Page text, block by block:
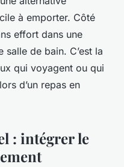
à emporter. Côté
effort dans une
de bain. C’est la
qui voyagent ou qui
d’un repas en
: intégrer le